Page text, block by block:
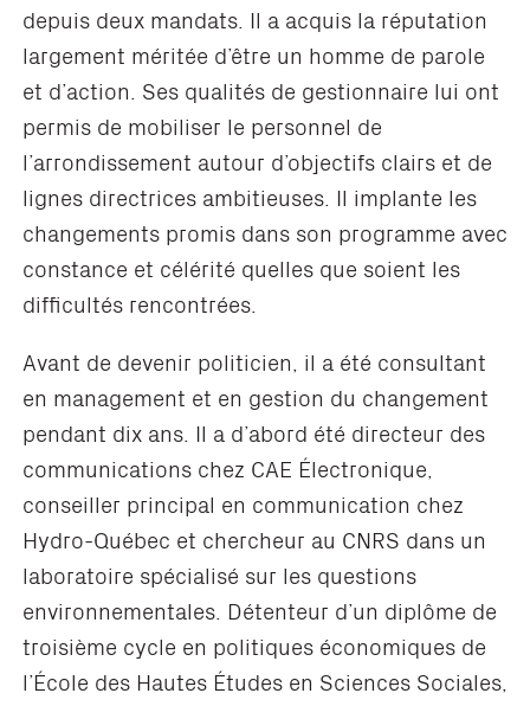
depuis deux mandats. Il a acquis la réputation
largement méritée d’être un homme de parole
et d’action. Ses qualités de gestionnaire lui ont
permis de mobiliser le personnel de
l’arrondissement autour d’objectifs clairs et de
lignes directrices ambitieuses. Il implante les
changements promis dans son programme avec
constance et célérité quelles que soient les
difficultés rencontrées.
Avant de devenir politicien, il a été consultant
en management et en gestion du changement
pendant dix ans. Il a d’abord été directeur des
communications chez CAE Électronique,
conseiller principal en communication chez
Hydro-Québec et chercheur au CNRS dans un
laboratoire spécialisé sur les questions
environnementales. Détenteur d’un diplôme de
troisième cycle en politiques économiques de
l’École des Hautes Études en Sciences Sociales,